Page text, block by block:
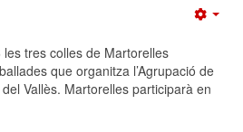
tres colles de Martorelles
que organitza l’Agrupació de
Vallès. Martorelles participarà en